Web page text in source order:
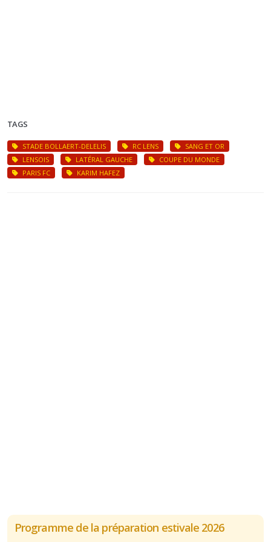
TAGS
STADE BOLLAERT-DELELIS RC LENS
SANG ET OR
LENSOIS
LATÉRAL GAUCHE
COUPE DU MONDE
PARIS FC
KARIM HAFEZ
Programme de la préparation estivale 2026